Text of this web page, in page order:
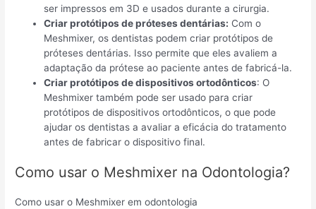
ser impressos em 3D e usados durante a cirurgia.
Criar protótipos de próteses dentárias: Com o
Meshmixer, os dentistas podem criar protótipos de
próteses dentárias. Isso permite que eles avaliem a
adaptação da prótese ao paciente antes de fabricá-la.
Criar protótipos de dispositivos ortodônticos: O
Meshmixer também pode ser usado para criar
protótipos de dispositivos ortodônticos, o que pode
ajudar os dentistas a avaliar a eficácia do tratamento
antes de fabricar o dispositivo final.
Como usar o Meshmixer na Odontologia?
Como usar o Meshmixer em odontologia